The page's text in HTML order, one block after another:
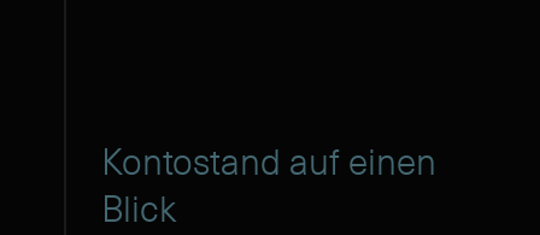
Kontostand auf einen
Blick